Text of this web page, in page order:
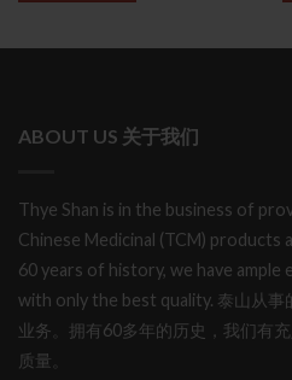
ABOUT US 关于我们
Thye Shan is in the business of
Chinese Medicinal (TCM) products
60 years of history, we have ample
with only the best quality. 泰山从事
业务。拥有60多年的历史，我们有
质量。